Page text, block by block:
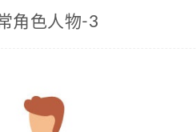
角色人物-3